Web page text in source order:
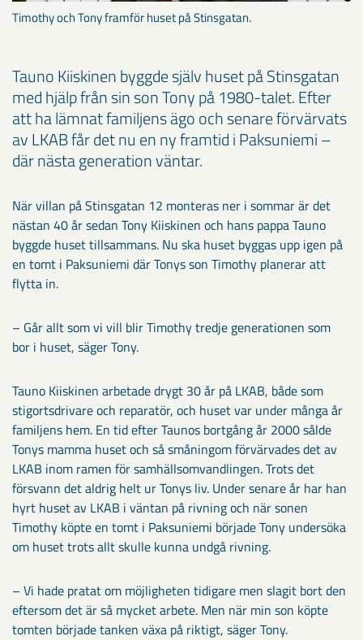
Timothy och Tony framför huset på Stinsgatan.
Tauno Kiiskinen byggde själv huset på Stinsgatan
med hjälp från sin son Tony på 1980-talet. Efter
att ha lämnat familjens ägo och senare förvärvats
av LKAB får det nu en ny framtid i Paksuniemi –
där nästa generation väntar.
När villan på Stinsgatan 12 monteras ner i sommar är det
nästan 40 år sedan Tony Kiiskinen och hans pappa Tauno
byggde huset tillsammans. Nu ska huset byggas upp igen på
en tomt i Paksuniemi där Tonys son Timothy planerar att
flytta in.
– Går allt som vi vill blir Timothy tredje generationen som
bor i huset, säger Tony.
Tauno Kiiskinen arbetade drygt 30 år på LKAB, både som
stigortsdrivare och reparatör, och huset var under många år
familjens hem. En tid efter Taunos bortgång år 2000 sålde
Tonys mamma huset och så småningom förvärvades det av
LKAB inom ramen för samhällsomvandlingen. Trots det
försvann det aldrig helt ur Tonys liv. Under senare år har han
hyrt huset av LKAB i väntan på rivning och när sonen
Timothy köpte en tomt i Paksuniemi började Tony undersöka
om huset trots allt skulle kunna undgå rivning.
– Vi hade pratat om möjligheten tidigare men slagit bort den
eftersom det är så mycket arbete. Men när min son köpte
tomten började tanken växa på riktigt, säger Tony.